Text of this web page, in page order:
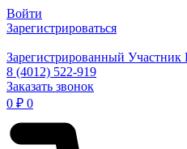
Войти
Зарегистрироваться
Зарегистрированный
8 (4012) 522-919
Заказать звонок
0 ₽ 0